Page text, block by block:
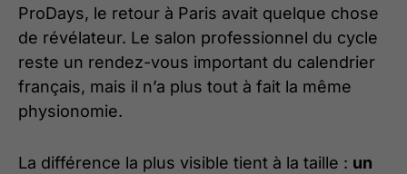
ProDays, le retour à Paris avait quelque chose
de révélateur. Le salon professionnel du cycle
reste un rendez-vous important du calendrier
français, mais il n’a plus tout à fait la même
physionomie.
La différence la plus visible tient à la taille : un